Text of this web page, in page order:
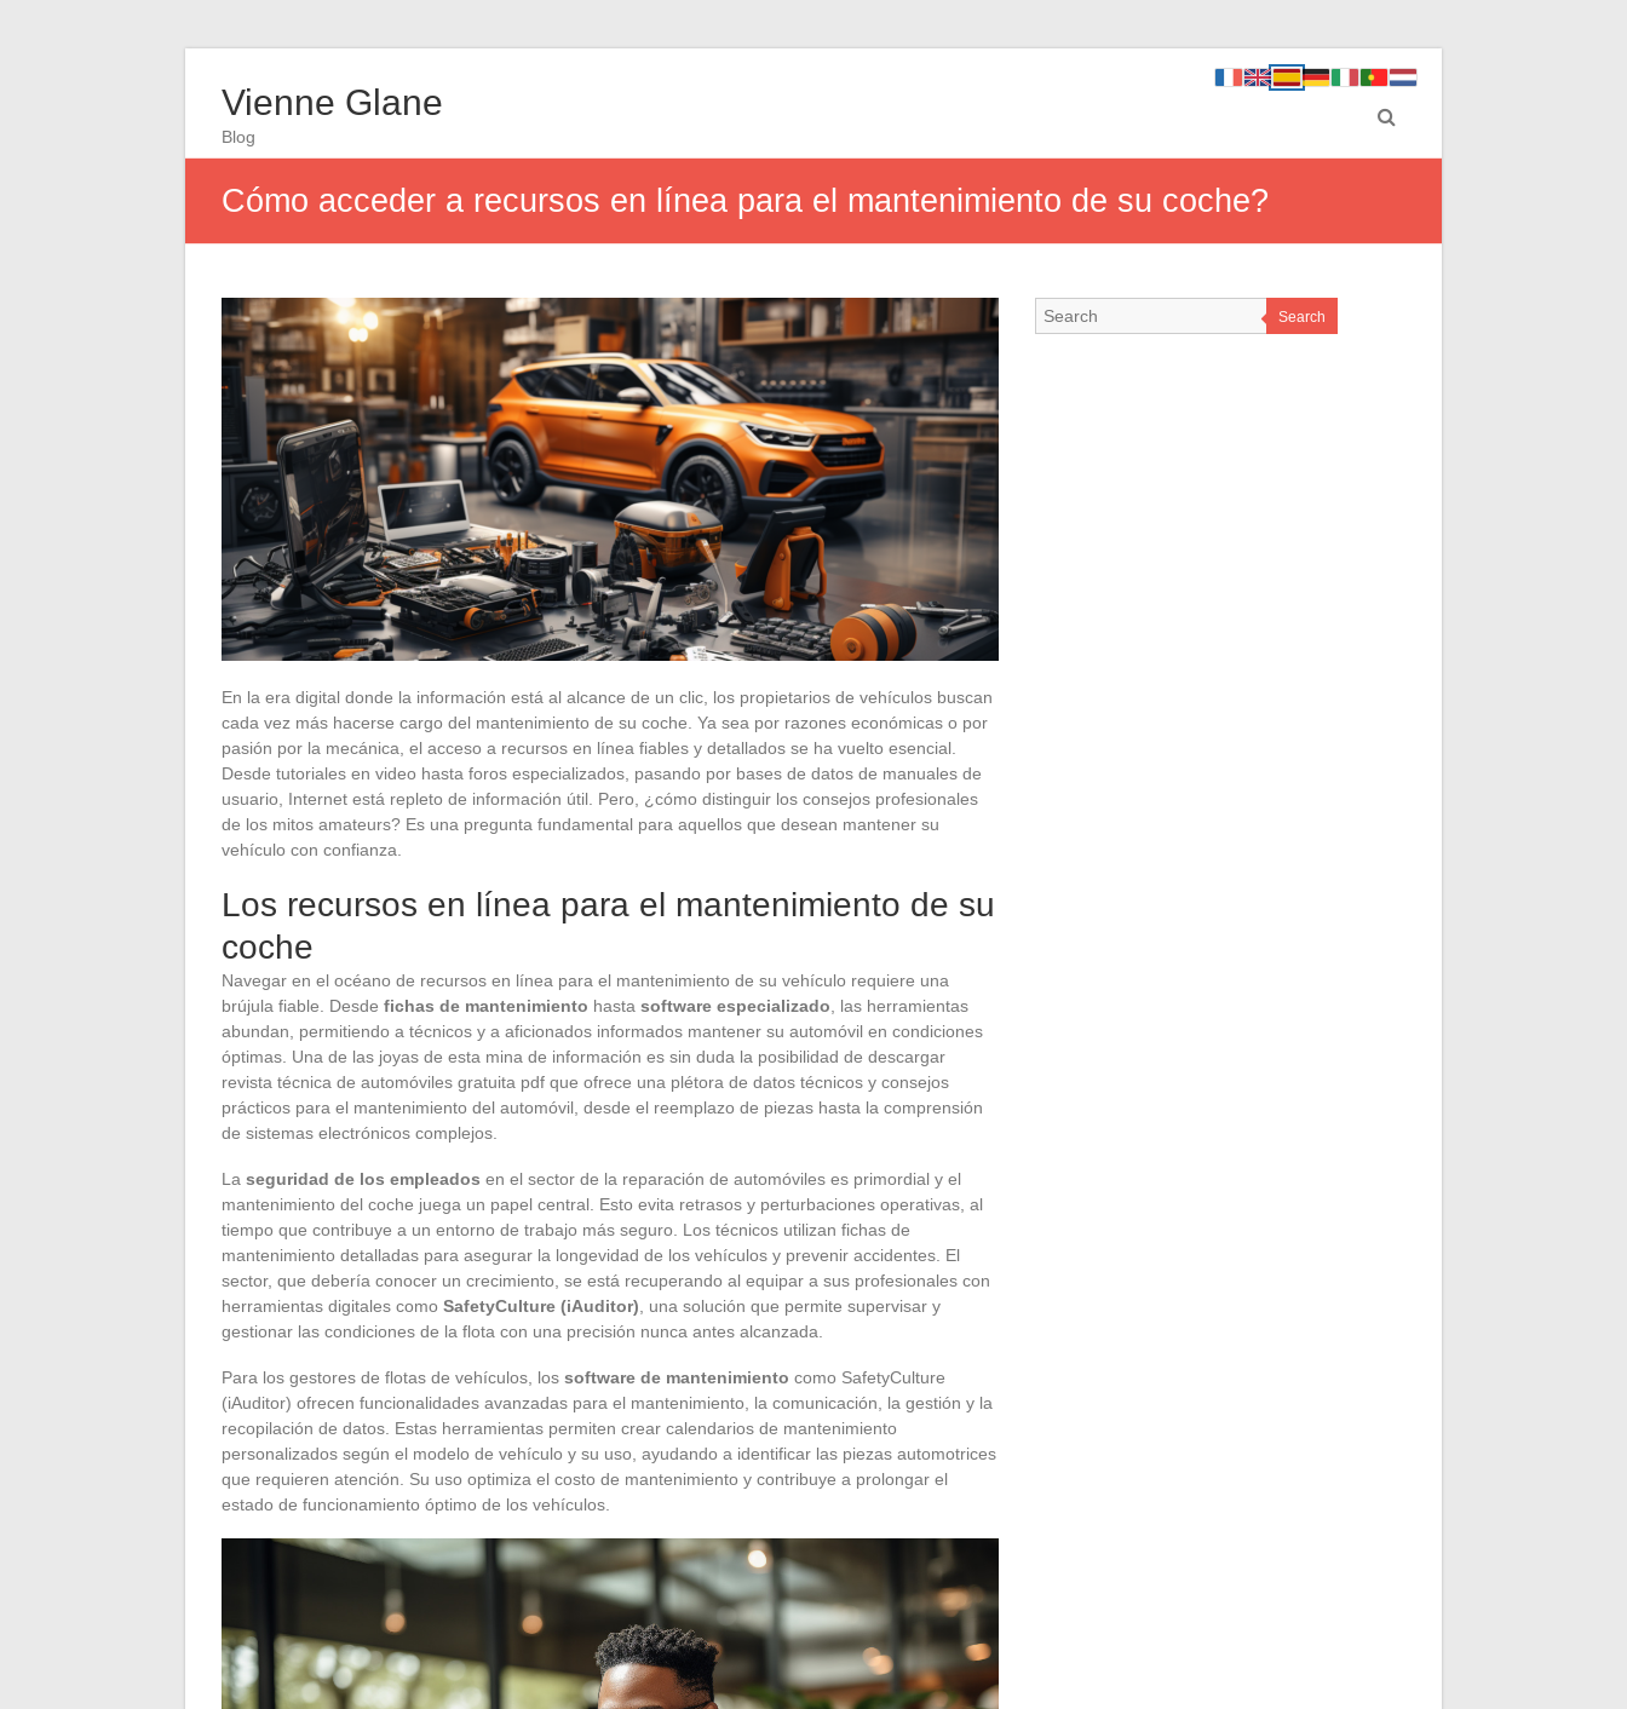
Vienne Glane
Blog
Cómo acceder a recursos en línea para el mantenimiento de su coche?
En la era digital donde la información está al alcance de un clic, los propietarios de vehículos buscan
cada vez más hacerse cargo del mantenimiento de su coche. Ya sea por razones económicas o por
pasión por la mecánica, el acceso a recursos en línea fiables y detallados se ha vuelto esencial.
Desde tutoriales en video hasta foros especializados, pasando por bases de datos de manuales de
usuario, Internet está repleto de información útil. Pero, ¿cómo distinguir los consejos profesionales
de los mitos amateurs? Es una pregunta fundamental para aquellos que desean mantener su
vehículo con confianza.
Los recursos en línea para el mantenimiento de su
coche
Navegar en el océano de recursos en línea para el mantenimiento de su vehículo requiere una
brújula fiable. Desde fichas de mantenimiento hasta software especializado , las herramientas
abundan, permitiendo a técnicos y a aficionados informados mantener su automóvil en condiciones
óptimas. Una de las joyas de esta mina de información es sin duda la posibilidad de descargar
revista técnica de automóviles gratuita pdf que ofrece una plétora de datos técnicos y consejos
prácticos para el mantenimiento del automóvil, desde el reemplazo de piezas hasta la comprensión
de sistemas electrónicos complejos.
La seguridad de los empleados en el sector de la reparación de automóviles es primordial y el
mantenimiento del coche juega un papel central. Esto evita retrasos y perturbaciones operativas, al
tiempo que contribuye a un entorno de trabajo más seguro. Los técnicos utilizan fichas de
mantenimiento detalladas para asegurar la longevidad de los vehículos y prevenir accidentes. El
sector, que debería conocer un crecimiento, se está recuperando al equipar a sus profesionales con
herramientas digitales como SafetyCulture (iAuditor) , una solución que permite supervisar y
gestionar las condiciones de la flota con una precisión nunca antes alcanzada.
Para los gestores de flotas de vehículos, los software de mantenimiento como SafetyCulture
(iAuditor) ofrecen funcionalidades avanzadas para el mantenimiento, la comunicación, la gestión y la
recopilación de datos. Estas herramientas permiten crear calendarios de mantenimiento
personalizados según el modelo de vehículo y su uso, ayudando a identificar las piezas automotrices
que requieren atención. Su uso optimiza el costo de mantenimiento y contribuye a prolongar el
estado de funcionamiento óptimo de los vehículos.
Search